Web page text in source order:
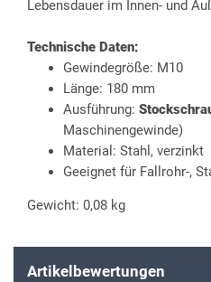
Lebensdauer im Innen- und
Technische Daten:
Gewindegröße: M10
Länge: 180 mm
Ausführung:
Maschinengewinde)
Material: Stahl, verzinkt
Geeignet für Fallrohr-,
Gewicht: 0,08 kg
Artikelbewertungen